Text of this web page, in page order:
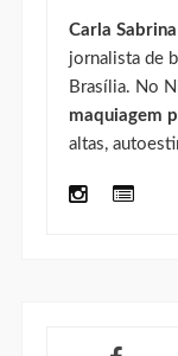
Carla Sabrina
jornalista de
Brasília. No
maquiagem
altas,